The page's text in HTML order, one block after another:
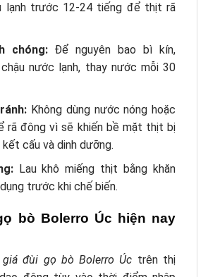
lạnh trước 12-24 tiếng để thịt rã
chóng:Để nguyên bao bì kín,
nước lạnh, thay nước mỗi 30
Không dùng nước nóng hoặc
rã đông vì sẽ khiến bề mặt thịt bị
cấu và dinh dưỡng.
Lau khô miếng thịt bằng khăn
trước khi chế biến.
bò Bolerro Úc hiện nay
giá đùi gọ bò Bolerro Úc trên thị